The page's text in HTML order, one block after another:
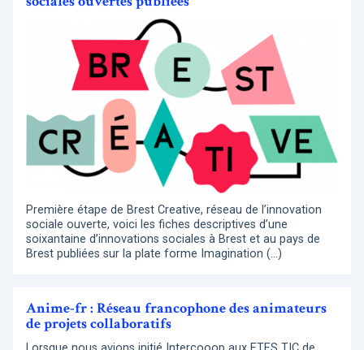
Première étape de Brest Creative, réseau de l’innovation
sociale ouverte, voici les fiches descriptives d’une
soixantaine d’innovations sociales à Brest et au pays de
Brest publiées sur la plate forme Imagination (…)
Anime-fr : Réseau francophone des animateurs
de projets collaboratifs